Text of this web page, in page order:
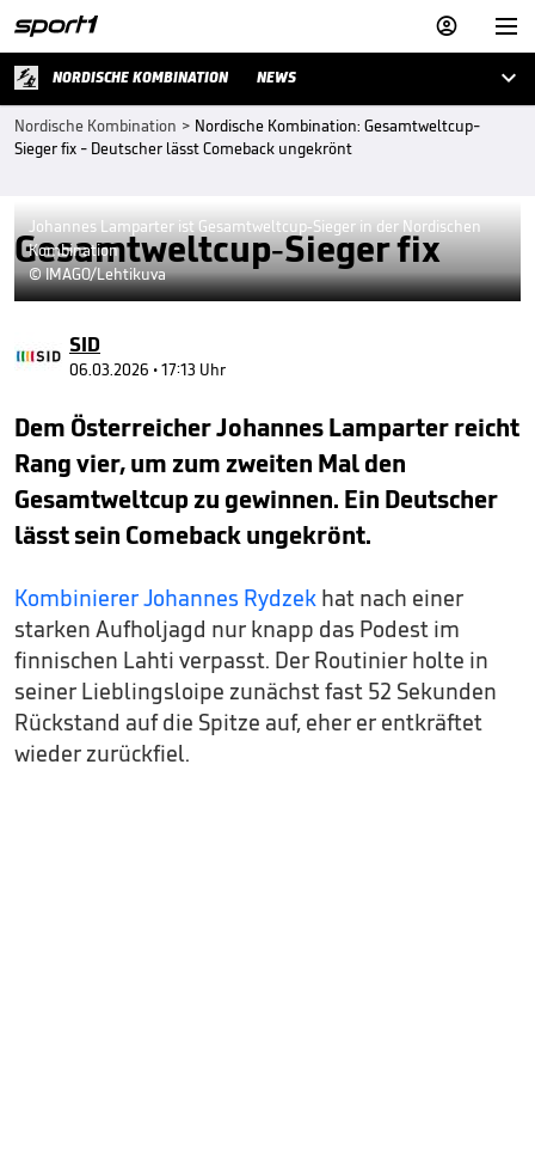


NORDISCHE KOMBINATION NEWS 
Nordische Kombination > Nordische Kombination: Gesamtweltcup-
Sieger fix - Deutscher lässt Comeback ungekrönt
Gesamtweltcup-Sieger fix
Johannes Lamparter ist Gesamtweltcup-Sieger in der Nordischen
Kombination
© IMAGO/Lehtikuva
SID
06.03.2026 • 17:13 Uhr
Dem Österreicher Johannes Lamparter reicht
Rang vier, um zum zweiten Mal den
Gesamtweltcup zu gewinnen. Ein Deutscher
lässt sein Comeback ungekrönt.
Kombinierer Johannes Rydzek hat nach einer
starken Aufholjagd nur knapp das Podest im
finnischen Lahti verpasst. Der Routinier holte in
seiner Lieblingsloipe zunächst fast 52 Sekunden
Rückstand auf die Spitze auf, eher er entkräftet
wieder zurückfiel.